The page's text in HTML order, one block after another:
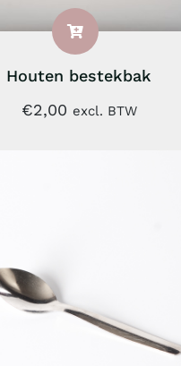
Houten bestekbak
€2,00 excl. BTW